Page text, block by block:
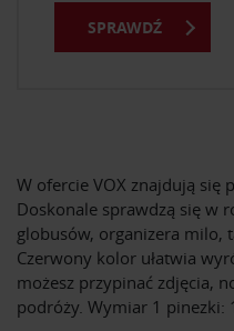
W ofercie VOX znajdują się
Doskonale sprawdzą się w
globusów, organizera milo,
Czerwony kolor ułatwia
możesz przypinać zdjęcia,
podróży. Wymiar 1 pinezki:
SPRAWDŹ